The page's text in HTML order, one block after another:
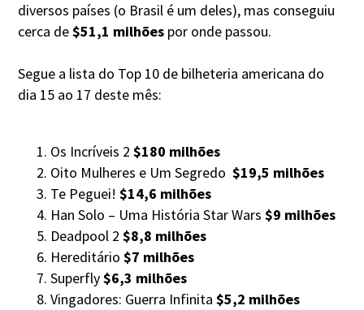
diversos países (o Brasil é um deles), mas conseguiu
cerca de$51,1 milhões por onde passou.
Segue a lista do Top 10 de bilheteria americana do
dia 15 ao 17 deste mês:
Os Incríveis 2$180 milhões
Oito Mulheres e Um Segredo$19,5 milhões
Te Peguei!$14,6 milhões
Han Solo – Uma História Star Wars$9 milhões
Deadpool 2$8,8 milhões
Hereditário$7 milhões
Superfly$6,3 milhões
Vingadores: Guerra Infinita $5,2 milhões